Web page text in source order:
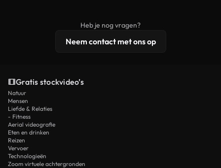
licentiebescherming omvat.
Heb je nog vragen?
Neem contact met ons op
Gratis stockvideo’s
Natuur
Mensen
Liefde & Relaties
- Fitness
Aerial videografie
Eten en drinken
Reizen
Vervoer
Technologieën
Zoom virtuele achtergronden